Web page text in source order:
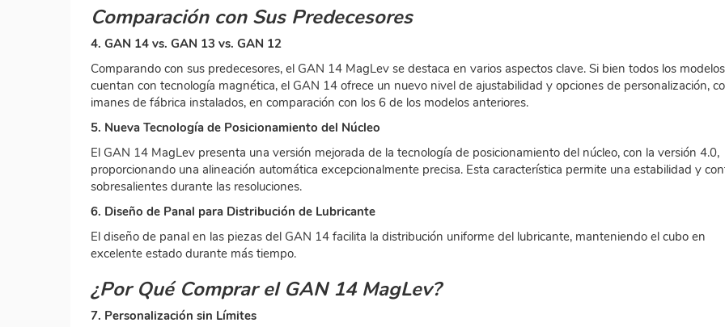
Comparación con Sus Predecesores
4. GAN 14 vs. GAN 13 vs. GAN 12
Comparando con sus predecesores, el GAN 14 MagLev se destaca en varios aspectos clave. Si bien todos los modelos
cuentan con tecnología magnética, el GAN 14 ofrece un nuevo nivel de ajustabilidad y opciones de personalización,
imanes de fábrica instalados, en comparación con los 6 de los modelos anteriores.
5. Nueva Tecnología de Posicionamiento del Núcleo
El GAN 14 MagLev presenta una versión mejorada de la tecnología de posicionamiento del núcleo, con la versión 4.0,
proporcionando una alineación automática excepcionalmente precisa. Esta característica permite una estabilidad y
sobresalientes durante las resoluciones.
6. Diseño de Panal para Distribución de Lubricante
El diseño de panal en las piezas del GAN 14 facilita la distribución uniforme del lubricante, manteniendo el cubo en
excelente estado durante más tiempo.
¿Por Qué Comprar el GAN 14 MagLev?
7. Personalización sin Límites